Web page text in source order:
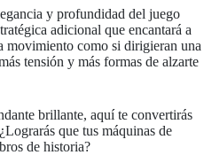
y profundidad del juego
adicional que encantará a
movimiento como si dirigieran una
tensión y más formas de alzarte
brillante, aquí te convertirás
que tus máquinas de
de historia?